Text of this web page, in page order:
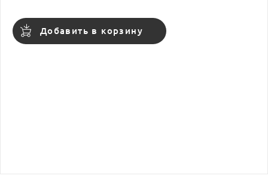
Добавить в корзину